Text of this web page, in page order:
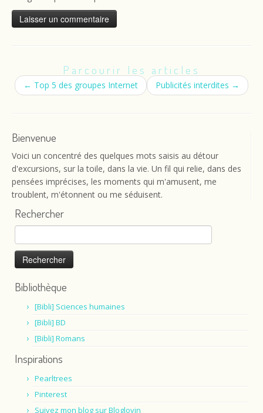
Parcourir les articles
← Top 5 des groupes Internet Publicités interdites →
Bienvenue
Voici un concentré des quelques mots saisis au détour
d'excursions, sur la toile, dans la vie. Un fil qui relie, dans des
pensées imprécises, les moments qui m'amusent, me
troublent, m'étonnent ou me séduisent.
Rechercher
Rechercher :
Bibliothèque
[Bibli] Sciences humaines
[Bibli] BD
[Bibli] Romans
Inspirations
Pearltrees
Pinterest
Suivez mon blog sur Bloglovin